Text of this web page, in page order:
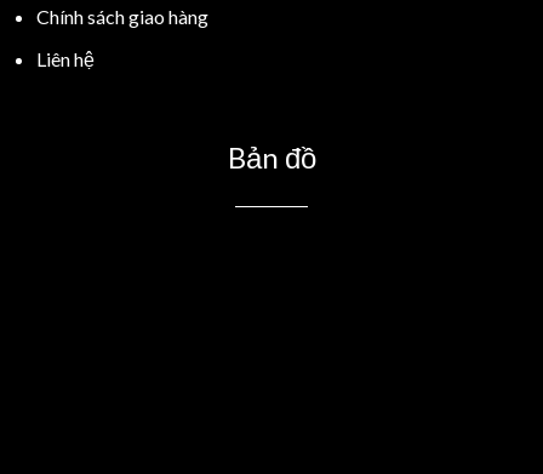
Chính sách giao hàng
Liên hệ
Bản đồ